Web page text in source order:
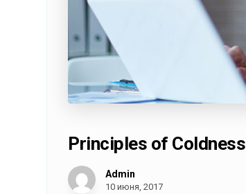
Principles of Coldness
Admin
10 июня, 2017